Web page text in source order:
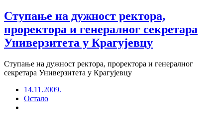
Ступање на дужност ректора,
проректора и генералног секретара
Универзитета у Крагујевцу
Ступање на дужност ректора, проректора и генералног
секретара Универзитета у Крагујевцу
14.11.2009.
Остало